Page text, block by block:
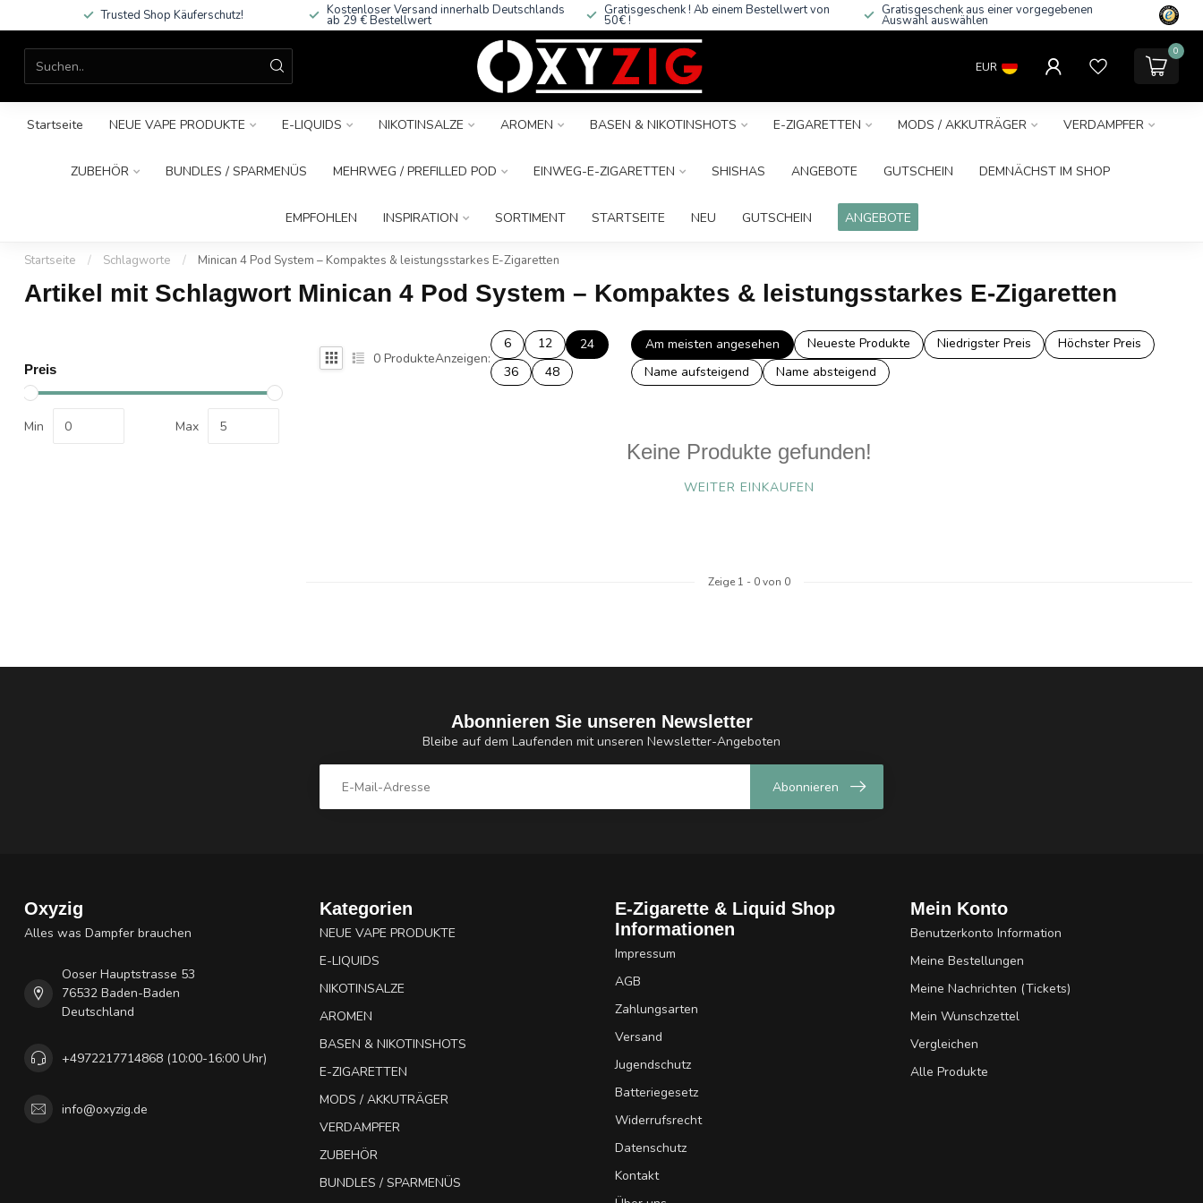
Trusted Shop Käuferschutz! Kostenloser Versand innerhalb Deutschlands
ab 29 € Bestellwert
Gratisgeschenk ! Ab einem Bestellwert von
50€ !
Gratisgeschenk aus einer vorgegebenen
Auswahl auswählen
EUR
0
Startseite NEUE VAPE PRODUKTE E-LIQUIDS NIKOTINSALZE AROMEN BASEN & NIKOTINSHOTS E-ZIGARETTEN MODS / AKKUTRÄGER VERDAMPFER
ZUBEHÖR BUNDLES / SPARMENÜS MEHRWEG / PREFILLED POD EINWEG-E-ZIGARETTEN SHISHAS ANGEBOTE GUTSCHEIN DEMNÄCHST IM SHOP
EMPFOHLEN INSPIRATION SORTIMENT STARTSEITE NEU GUTSCHEIN ANGEBOTE
Startseite / Schlagworte / Minican 4 Pod System – Kompaktes & leistungsstarkes E-Zigaretten
Artikel mit Schlagwort Minican 4 Pod System – Kompaktes & leistungsstarkes E-Zigaretten
Preis
Min Max
0 ProdukteAnzeigen:
6 12
24
36
48
Am meisten angesehen Neueste Produkte Niedrigster Preis
Höchster Preis
Name aufsteigend
Name absteigend
Keine Produkte gefunden!
WEITER EINKAUFEN
Zeige 1 - 0von 0
Abonnieren Sie unseren Newsletter
Bleibe auf dem Laufenden mit unseren Newsletter-Angeboten
Abonnieren
Oxyzig
Alles was Dampfer brauchen
Ooser Hauptstrasse 53
76532 Baden-Baden
Deutschland
+4972217714868 (10:00-16:00 Uhr)
info@oxyzig.de
Kategorien
NEUE VAPE PRODUKTE
E-LIQUIDS
NIKOTINSALZE
AROMEN
BASEN & NIKOTINSHOTS
E-ZIGARETTEN
MODS / AKKUTRÄGER
VERDAMPFER
ZUBEHÖR
BUNDLES / SPARMENÜS
E-Zigarette & Liquid Shop
Informationen
Impressum
AGB
Zahlungsarten
Versand
Jugendschutz
Batteriegesetz
Widerrufsrecht
Datenschutz
Kontakt
Mein Konto
Benutzerkonto Information
Meine Bestellungen
Meine Nachrichten (Tickets)
Mein Wunschzettel
Vergleichen
Alle Produkte